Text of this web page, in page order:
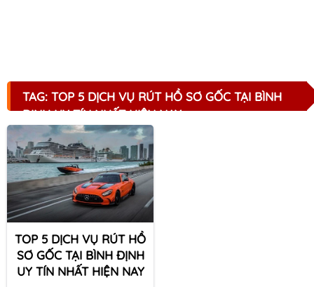
TAG: TOP 5 DỊCH VỤ RÚT HỒ SƠ GỐC TẠI BÌNH
ĐỊNH UY TÍN NHẤT HIỆN NAY
TOP 5 DỊCH VỤ RÚT HỒ
SƠ GỐC TẠI BÌNH ĐỊNH
UY TÍN NHẤT HIỆN NAY